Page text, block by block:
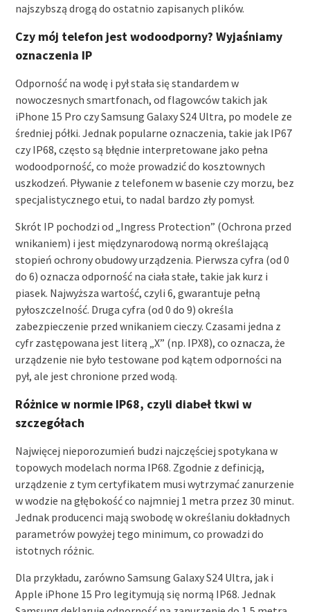
najszybszą drogą do ostatnio zapisanych plików.
Czy mój telefon jest wodoodporny? Wyjaśniamy
oznaczenia IP
Odporność na wodę i pył stała się standardem w
nowoczesnych smartfonach, od flagowców takich jak
iPhone 15 Pro czy Samsung Galaxy S24 Ultra, po modele ze
średniej półki. Jednak popularne oznaczenia, takie jak IP67
czy IP68, często są błędnie interpretowane jako pełna
wodoodporność, co może prowadzić do kosztownych
uszkodzeń. Pływanie z telefonem w basenie czy morzu, bez
specjalistycznego etui, to nadal bardzo zły pomysł.
Skrót IP pochodzi od „Ingress Protection” (Ochrona przed
wnikaniem) i jest międzynarodową normą określającą
stopień ochrony obudowy urządzenia. Pierwsza cyfra (od 0
do 6) oznacza odporność na ciała stałe, takie jak kurz i
piasek. Najwyższa wartość, czyli 6, gwarantuje pełną
pyłoszczelność. Druga cyfra (od 0 do 9) określa
zabezpieczenie przed wnikaniem cieczy. Czasami jedna z
cyfr zastępowana jest literą „X” (np. IPX8), co oznacza, że
urządzenie nie było testowane pod kątem odporności na
pył, ale jest chronione przed wodą.
Różnice w normie IP68, czyli diabeł tkwi w
szczegółach
Najwięcej nieporozumień budzi najczęściej spotykana w
topowych modelach norma IP68. Zgodnie z definicją,
urządzenie z tym certyfikatem musi wytrzymać zanurzenie
w wodzie na głębokość co najmniej 1 metra przez 30 minut.
Jednak producenci mają swobodę w określaniu dokładnych
parametrów powyżej tego minimum, co prowadzi do
istotnych różnic.
Dla przykładu, zarówno Samsung Galaxy S24 Ultra, jak i
Apple iPhone 15 Pro legitymują się normą IP68. Jednak